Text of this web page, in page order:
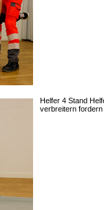
Helfer 4 Stand
verbreitern fordern